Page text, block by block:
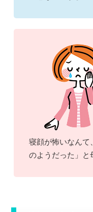
寝顔が怖いなんて
のようだった」と